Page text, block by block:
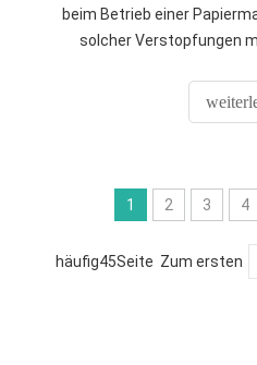
beim Betrieb einer
solcher Verstopfungen
sicherzustellen und die mit
Kosten zu
1 2 3 4
häufig45Seite Zum ersten